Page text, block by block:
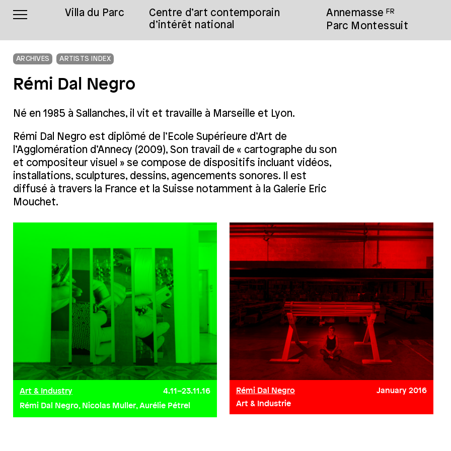
Villa du Parc
Centre d’art contemporain
d’intérêt national
Annemasse FR
Parc Montessuit
ARCHIVES ARTISTS INDEX
Rémi Dal Negro
Né en 1985 à Sallanches, il vit et travaille à Marseille et Lyon.
Rémi Dal Negro est diplômé de l’Ecole Supérieure d’Art de
l’Agglomération d’Annecy (2009), Son travail de « cartographe du son
et compositeur visuel » se compose de dispositifs incluant vidéos,
installations, sculptures, dessins, agencements sonores. Il est
diffusé à travers la France et la Suisse notamment à la Galerie Eric
Mouchet.
Art & Industry
4.11–23.11.16
Rémi Dal Negro, Nicolas Muller, Aurélie Pétrel
Rémi Dal Negro January 2016
Art & Industrie